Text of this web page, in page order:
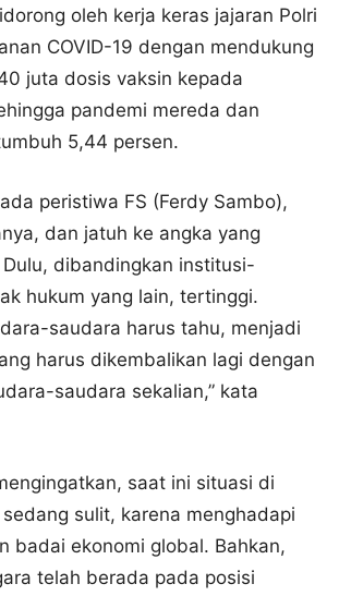
oleh kerja keras jajaran Polri
COVID-19 dengan mendukung
juta dosis vaksin kepada
pandemi mereda dan
5,44 persen.
peristiwa FS (Ferdy Sambo),
dan jatuh ke angka yang
dibandingkan institusi-
hukum yang lain, tertinggi.
saudara harus tahu, menjadi
harus dikembalikan lagi dengan
saudara sekalian,” kata
saat ini situasi di
sulit, karena menghadapi
badai ekonomi global. Bahkan,
telah berada pada posisi